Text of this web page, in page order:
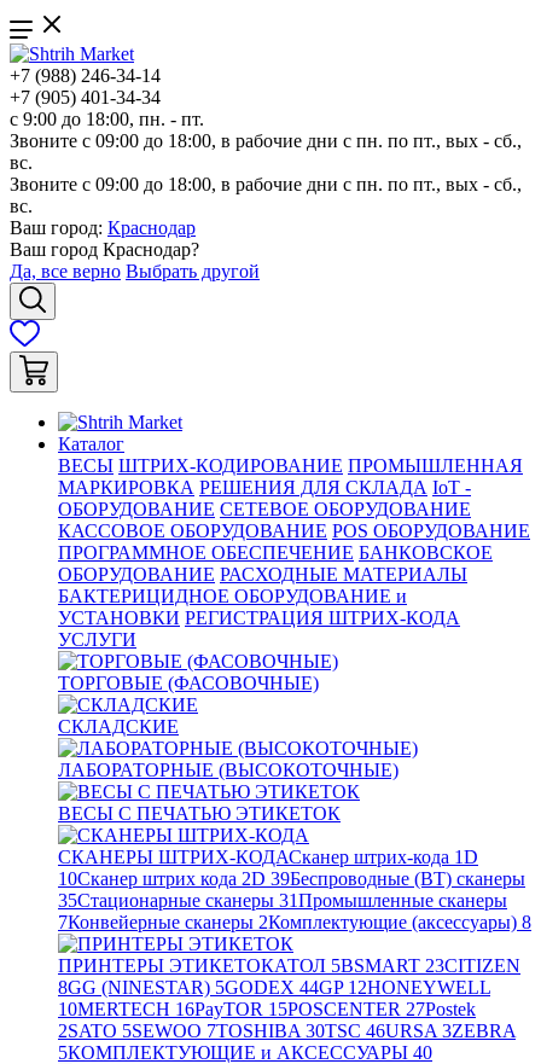
+7 (988) 246-34-14
+7 (905) 401-34-34
с 9:00 до 18:00, пн. - пт.
Звоните с 09:00 до 18:00, в рабочие дни с пн. по пт., вых - сб.,
вс.
Звоните с 09:00 до 18:00, в рабочие дни с пн. по пт., вых - сб.,
вс.
Ваш город: Краснодар
Ваш город Краснодар?
Да, все верно Выбрать другой
Каталог
ВЕСЫ ШТРИХ-КОДИРОВАНИЕ ПРОМЫШЛЕННАЯ
МАРКИРОВКА РЕШЕНИЯ ДЛЯ СКЛАДА IoT -
ОБОРУДОВАНИЕ СЕТЕВОЕ ОБОРУДОВАНИЕ
КАССОВОЕ ОБОРУДОВАНИЕ POS ОБОРУДОВАНИЕ
ПРОГРАММНОЕ ОБЕСПЕЧЕНИЕ БАНКОВСКОЕ
ОБОРУДОВАНИЕ РАСХОДНЫЕ МАТЕРИАЛЫ
БАКТЕРИЦИДНОЕ ОБОРУДОВАНИЕ и
УСТАНОВКИ РЕГИСТРАЦИЯ ШТРИХ-КОДА
УСЛУГИ
ТОРГОВЫЕ (ФАСОВОЧНЫЕ)
СКЛАДСКИЕ
ЛАБОРАТОРНЫЕ (ВЫСОКОТОЧНЫЕ)
ВЕСЫ С ПЕЧАТЬЮ ЭТИКЕТОК
СКАНЕРЫ ШТРИХ-КОДАСканер штрих-кода 1D
10Сканер штрих кода 2D 39Беспроводные (BT) сканеры
35Стационарные сканеры 31Промышленные сканеры
7Конвейерные сканеры 2Комплектующие (аксессуары) 8
ПРИНТЕРЫ ЭТИКЕТОКАТОЛ 5BSMART 23CITIZEN
8GG (NINESTAR) 5GODEX 44GP12HONEYWELL
10MERTECH 16PayTOR 15POSCENTER 27Postek
2SATO 5SEWOO 7TOSHIBA 30TSC 46URSA 3ZEBRA
5КОМПЛЕКТУЮЩИЕ и АКСЕССУАРЫ 40